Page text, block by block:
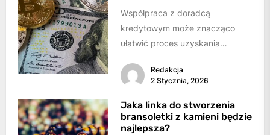
Współpraca z doradcą
kredytowym może znacząco
ułatwić proces uzyskania
tego, czy chodzi o kredyt
hipoteczny, gotówkowy...
Redakcja
2 Stycznia, 2026
Jaka linka do stworzenia
bransoletki z kamieni będzie
najlepsza?